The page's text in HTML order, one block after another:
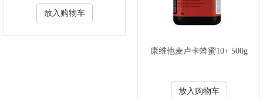
放入购物车
康维他麦卢卡蜂蜜10+ 500g
放入购物车